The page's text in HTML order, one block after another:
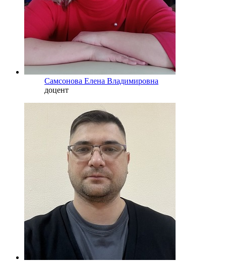
Самсонова Елена Владимировна
доцент